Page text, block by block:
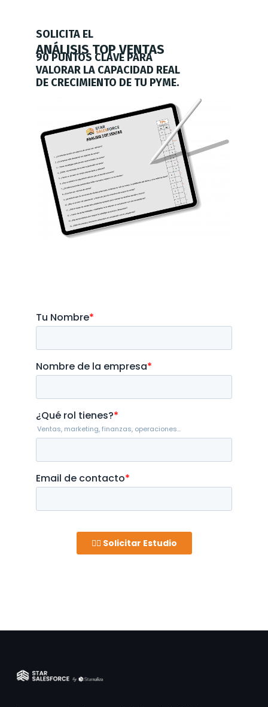
SOLICITA EL
ANÁLISIS TOP VENTAS
90 PUNTOS CLAVE PARA
VALORAR LA CAPACIDAD REAL
DE CRECIMIENTO DE TU PYME.